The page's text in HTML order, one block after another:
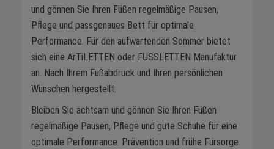
und gönnen Sie Ihren Füßen regelmäßige Pausen,
Pflege und passgenaues Bett für optimale
Performance. Für den aufwartenden Sommer bietet
sich eine ArTiLETTEN oder FUSSLETTEN Manufaktur
an. Nach Ihrem Fußabdruck und Ihren persönlichen
Wünschen hergestellt.
Bleiben Sie achtsam und gönnen Sie Ihren Füßen
regelmäßige Pausen, Pflege und gute Schuhe für eine
optimale Performance. Prävention und frühe Fürsorge